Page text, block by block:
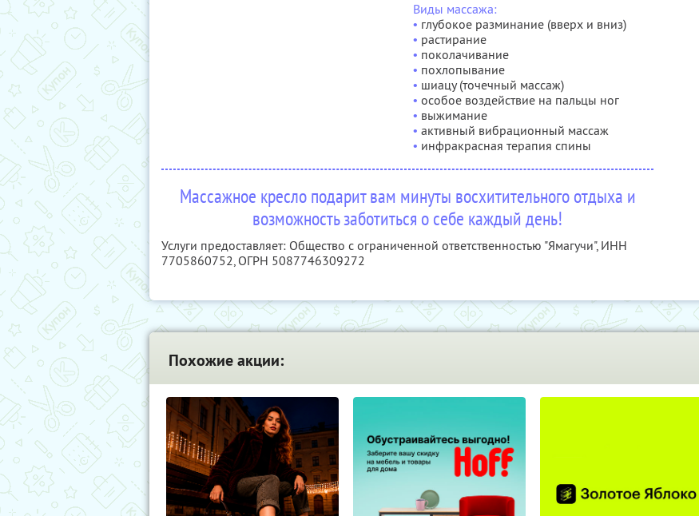
Виды массажа:
• глубокое разминание (вверх и вниз)
• растирание
• поколачивание
• похлопывание
• шиацу (точечный массаж)
• особое воздействие на пальцы ног
• выжимание
• активный вибрационный массаж
• инфракрасная терапия спины
Массажное кресло подарит вам минуты восхитительного отдыха и
возможность заботиться о себе каждый день!
Услуги предоставляет: Общество с ограниченной ответственностью "Ямагучи", ИНН
7705860752, ОГРН 5087746309272
Похожие акции: